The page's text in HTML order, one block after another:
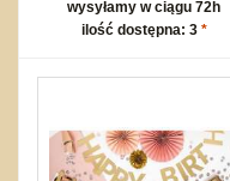
wysyłamy w ciągu 72h
ilość dostępna: 3 *